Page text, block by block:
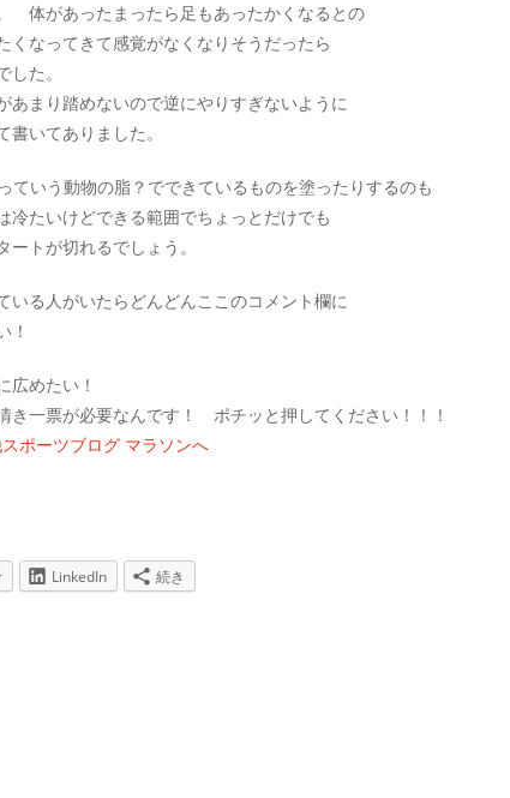
体があったまったら足もあったかくなるとの
なってきて感覚がなくなりそうだったら
した。
あまり踏めないので逆にやりすぎないように
書いてありました。
ていう動物の脂？でできているものを塗ったりするのも
たいけどできる範囲でちょっとだけでも
トが切れるでしょう。
いる人がいたらどんどんここのコメント欄に
！
広めたい！
き一票が必要なんです！ ポチッと押してください！！！
LinkedIn 続き